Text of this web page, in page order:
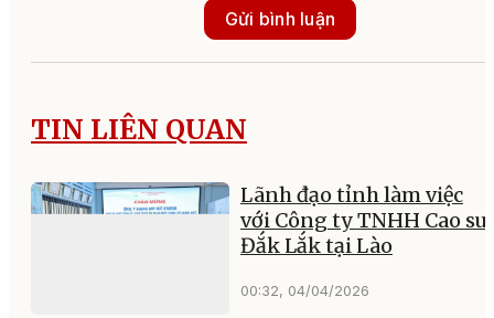
Gửi bình luận
TIN LIÊN QUAN
Lãnh đạo tỉnh làm việc
với Công ty TNHH Cao su
Đắk Lắk tại Lào
00:32, 04/04/2026